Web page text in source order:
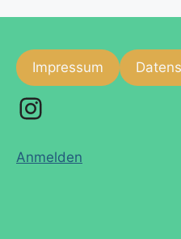
Impressum
Instagram
Anmelden